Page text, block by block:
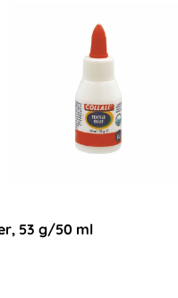
53 g/50 ml